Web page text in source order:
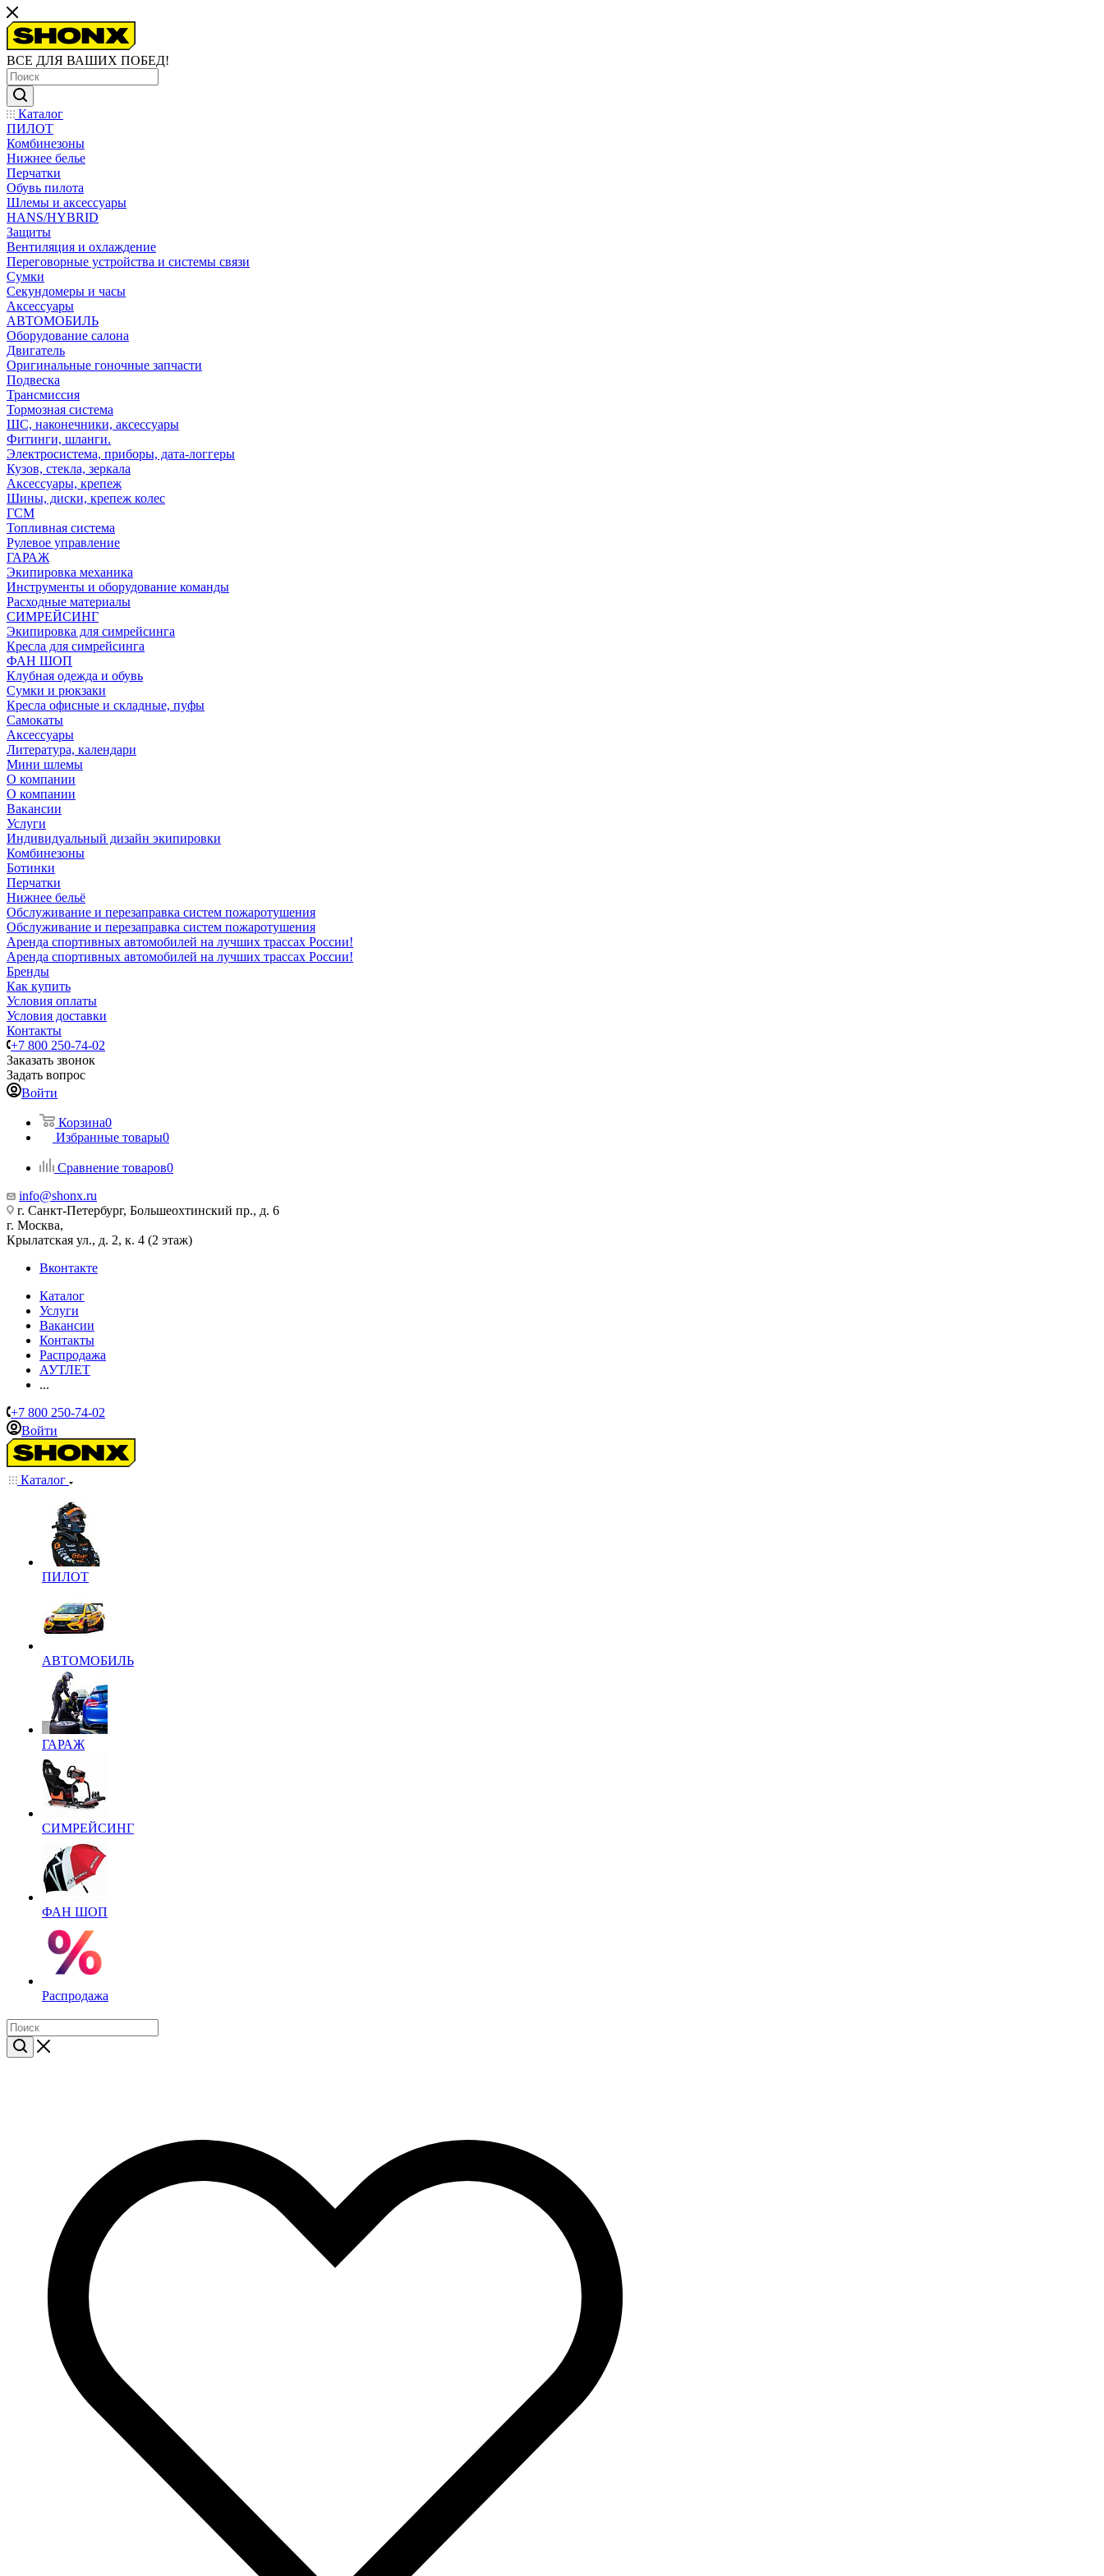
ВСЕ ДЛЯ ВАШИХ ПОБЕД!
Каталог
ПИЛОТ
Комбинезоны
Нижнее белье
Перчатки
Обувь пилота
Шлемы и аксессуары
HANS/HYBRID
Защиты
Вентиляция и охлаждение
Переговорные устройства и системы связи
Сумки
Секундомеры и часы
Аксессуары
АВТОМОБИЛЬ
Оборудование салона
Двигатель
Оригинальные гоночные запчасти
Подвеска
Трансмиссия
Тормозная система
ШС, наконечники, аксессуары
Фитинги, шланги.
Электросистема, приборы, дата-логгеры
Кузов, стекла, зеркала
Аксессуары, крепеж
Шины, диски, крепеж колес
ГСМ
Топливная система
Рулевое управление
ГАРАЖ
Экипировка механика
Инструменты и оборудование команды
Расходные материалы
СИМРЕЙСИНГ
Экипировка для симрейсинга
Кресла для симрейсинга
ФАН ШОП
Клубная одежда и обувь
Сумки и рюкзаки
Кресла офисные и складные, пуфы
Самокаты
Аксессуары
Литература, календари
Мини шлемы
О компании
О компании
Вакансии
Услуги
Индивидуальный дизайн экипировки
Комбинезоны
Ботинки
Перчатки
Нижнее бельё
Обслуживание и перезаправка систем пожаротушения
Обслуживание и перезаправка систем пожаротушения
Аренда спортивных автомобилей на лучших трассах России!
Аренда спортивных автомобилей на лучших трассах России!
Бренды
Как купить
Условия оплаты
Условия доставки
Контакты
+7 800 250-74-02
Заказать звонок
Задать вопрос
Войти
Корзина0
Избранные товары0
Сравнение товаров0
info@shonx.ru
г. Санкт-Петербург, Большеохтинский пр., д. 6
г. Москва,
Крылатская ул., д. 2, к. 4 (2 этаж)
Вконтакте
Каталог
Услуги
Вакансии
Контакты
Распродажа
АУТЛЕТ
...
+7 800 250-74-02
Войти
Каталог
ПИЛОТ
АВТОМОБИЛЬ
ГАРАЖ
СИМРЕЙСИНГ
ФАН ШОП
Распродажа